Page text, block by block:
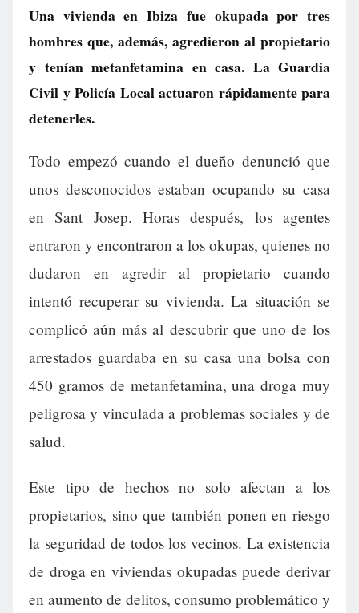
Una vivienda en Ibiza fue okupada por tres
hombres que, además, agredieron al propietario
y tenían metanfetamina en casa. La Guardia
Civil y Policía Local actuaron rápidamente para
detenerles.
Todo empezó cuando el dueño denunció que
unos desconocidos estaban ocupando su casa
en Sant Josep. Horas después, los agentes
entraron y encontraron a los okupas, quienes no
dudaron en agredir al propietario cuando
intentó recuperar su vivienda. La situación se
complicó aún más al descubrir que uno de los
arrestados guardaba en su casa una bolsa con
450 gramos de metanfetamina, una droga muy
peligrosa y vinculada a problemas sociales y de
salud.
Este tipo de hechos no solo afectan a los
propietarios, sino que también ponen en riesgo
la seguridad de todos los vecinos. La existencia
de droga en viviendas okupadas puede derivar
en aumento de delitos, consumo problemático y